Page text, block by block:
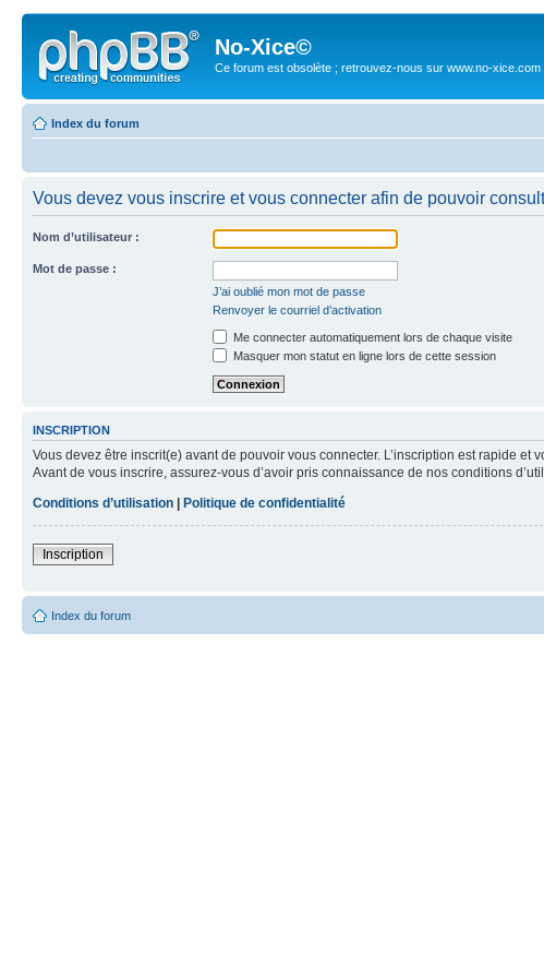
No-Xice©
Ce forum est obsolète ; retrouvez-nous sur www.no-xice.com
Index du forum
Vous devez vous inscrire et vous connecter afin de pouvoir
Nom d’utilisateur :
Mot de passe :
J’ai oublié mon mot de passe
Renvoyer le courriel d’activation
Me connecter automatiquement lors de chaque visite
Masquer mon statut en ligne lors de cette session
INSCRIPTION
Vous devez être inscrit(e) avant de pouvoir vous connecter. L’inscription est rapide
Avant de vous inscrire, assurez-vous d’avoir pris connaissance de nos conditions
Conditions d’utilisation
Politique de confidentialité
Inscription
Index du forum